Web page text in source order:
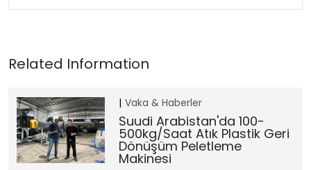
Vaka & Haberler
Suudi Arabistan'da 100-
500kg/saat Atık Plastik Geri
Dönüşüm Peletleme
Makinesi